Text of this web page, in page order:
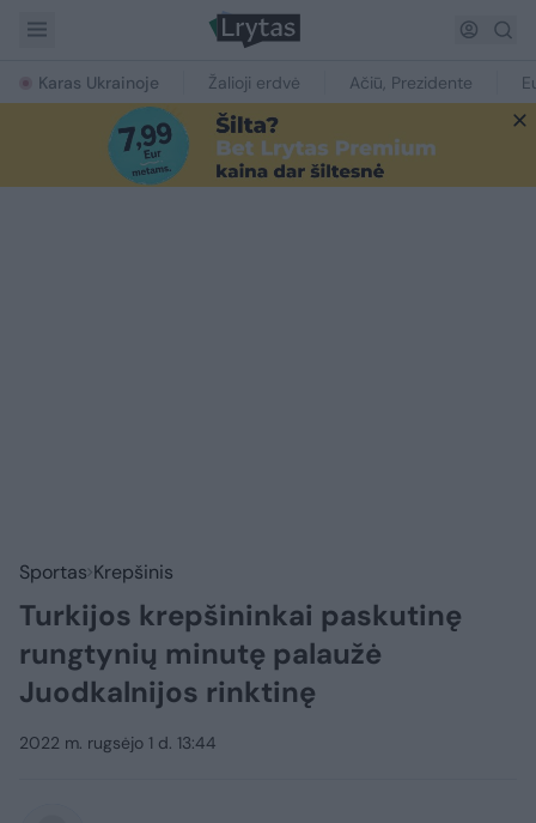
Karas Ukrainoje Žalioji erdvė Ačiū, Prezidente
Sportas Krepšinis
Turkijos krepšininkai paskutinę
rungtynių minutę palaužė
Juodkalnijos rinktinę
2022 m. rugsėjo 1 d. 13:44